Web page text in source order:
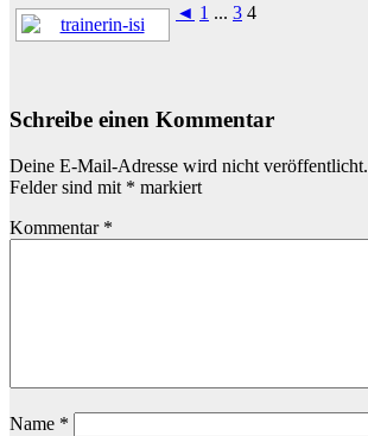
◄ 1 ... 3 4
Schreibe einen Kommentar
Deine E-Mail-Adresse wird nicht veröffentlicht.
Felder sind mit * markiert
Kommentar *
Name *